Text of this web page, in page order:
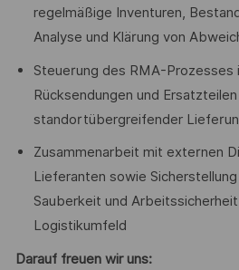
regelmäßige Inventuren,
Analyse und Klärung von
Steuerung des RMA-Prozesses
Rücksendungen und
standortübergreifender
Zusammenarbeit mit externen
Lieferanten sowie
Sauberkeit und
Logistikumfeld
Darauf freuen wir uns: